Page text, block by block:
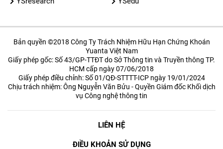
Bản quyền ©2018 Công Ty Trách Nhiệm Hữu Hạn Chứng Khoán
Yuanta Việt Nam
Giấy phép gốc: Số 43/GP-TTĐT do Sở Thông tin và Truyền thông TP.
HCM cấp ngày 07/06/2018
Giấy phép điều chỉnh: Số 01/QĐ-STTTT-ICP ngày 19/01/2024
Chịu trách nhiệm: Ông Nguyễn Văn Bửu - Quyền Giám đốc Khối dịch
vụ Công nghệ thông tin
LIÊN HỆ
ĐIỀU KHOẢN SỬ DỤNG